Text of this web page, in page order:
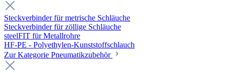
Steckverbinder für metrische Schläuche
Steckverbinder für zöllige Schläuche
steelFIT für Metallrohre
HF-PE - Polyethylen-Kunststoffschlauch
Zur Kategorie Pneumatikzubehör